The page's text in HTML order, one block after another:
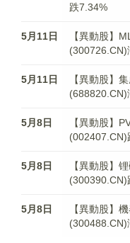
跌7.34%
5月11日
【異動股】
(300726.CN)
5月11日
【異動股】
(688820.CN)
5月8日
【異動股】
(002407.CN)
5月8日
【異動股】
(300390.CN)
5月8日
【異動股】
(300488.CN)